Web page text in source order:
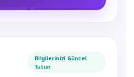
Bilgilerinizi Güncel
Tutun